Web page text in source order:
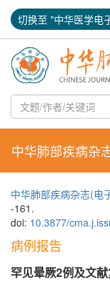
切换至 "中华医学电
中华肺部疾病杂
中华肺部疾病杂志(电
-161.
doi: 10.3877/
病例报告
罕见晕厥2例及文